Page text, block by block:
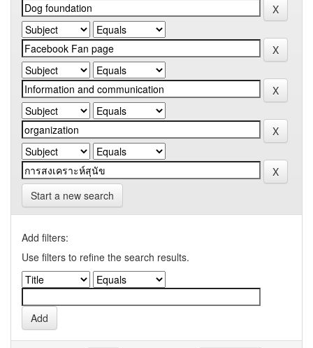
Start a new search
Add filters:
Use filters to refine the search results.